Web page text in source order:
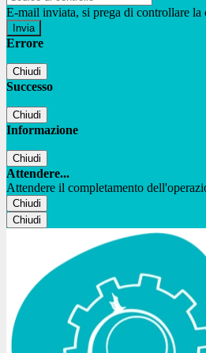
E-mail inviata, si prega di controllare la
Errore
Chiudi
Successo
Chiudi
Informazione
Chiudi
Attendere...
Attendere il completamento
Chiudi
Chiudi